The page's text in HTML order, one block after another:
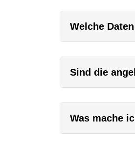
Welche
Sind die
Was mache